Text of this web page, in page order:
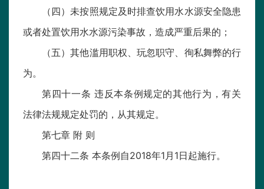
（四）未按照规定及时排查饮用水水源安全隐患
或者处置饮用水水源污染事故，造成严重后果的；
（五）其他滥用职权、玩忽职守、徇私舞弊的行
为。
第四十一条 违反本条例规定的其他行为，有关
法律法规规定处罚的，从其规定。
第七章 附 则
第四十二条 本条例自2018年1月1日起施行。